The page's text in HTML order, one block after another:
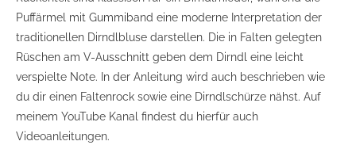
Puffärmel mit Gummiband eine moderne Interpretation der
traditionellen Dirndlbluse darstellen. Die in Falten gelegten
Rüschen am V-Ausschnitt geben dem Dirndl eine leicht
verspielte Note. In der Anleitung wird auch beschrieben wie
du dir einen Faltenrock sowie eine Dirndlschürze nähst. Auf
meinem YouTube Kanal findest du hierfür auch
Videoanleitungen.